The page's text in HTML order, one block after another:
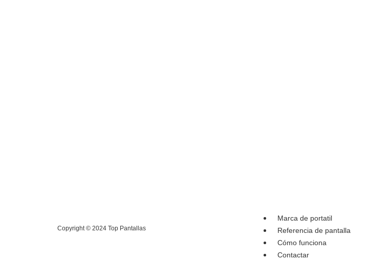
Copyright © 2024 Top Pantallas
Marca de portatil
Referencia de pantalla
Cómo funciona
Contactar